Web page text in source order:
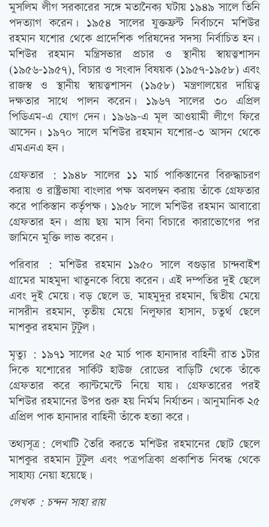
মুসলিম লীগ সরকারের সঙ্গে মতানৈক্য ঘটায় ১৯৪৯ সালে তিনি
পদত্যাগ করেন। ১৯৫৪ সালের যুক্তফ্রন্ট নির্বাচনে মশিউর
রহমান যশোর থেকে প্রাদেশিক পরিষদের সদস্য নির্বাচিত হন।
মশিউর রহমান মন্ত্রিসভার প্রচার ও স্থানীয় স্বায়ত্ত্বশাসন
(১৯৫৬-১৯৫৭), বিচার ও সংবাদ বিষয়ক (১৯৫৭-১৯৫৮) এবং
রাজস্ব ও স্থানীয় স্বায়ত্ত্বশাসন (১৯৫৮) মন্ত্রণালয়ের দায়িত্ব
দক্ষতার সাথে পালন করেন। ১৯৬৭ সালের ৩০ এপ্রিল
পিডিএম-এ যোগ দেন। ১৯৬৯-এ মূল আওয়ামী লীগে ফিরে
আসেন। ১৯৭০ সালে মশিউর রহমান যশোর-৩ আসন থেকে
এমএনএ হন।
গ্রেফতার : ১৯৪৮ সালের ১১ মার্চ পাকিস্তানের বিরুদ্ধাচরণ
করায় ও রাষ্ট্রভাষা বাংলার পক্ষ অবলম্বন করায় তাঁকে গ্রেফতার
করে পাকিস্তান কর্তৃপক্ষ। ১৯৫৮ সালে মশিউর রহমান আবারো
গ্রেফতার হন। প্রায় ছয় মাস বিনা বিচারে কারাভোগের পর
জামিনে মুক্তি লাভ করেন।
পরিবার : মশিউর রহমান ১৯৫০ সালে বগুড়ার চান্দবাইশ
গ্রামের মাহমুদা খাতুনকে বিয়ে করেন। এই দম্পতির দুই ছেলে
এবং দুই মেয়ে। বড় ছেলে ড. মাহমুদুর রহমান, দ্বিতীয় মেয়ে
নাসরীন রহমান, তৃতীয় মেয়ে নিলুফার হাসান, চতুর্থ ছেলে
মাশকুর রহমান টুটুল।
মৃত্যু : ১৯৭১ সালের ২৫ মার্চ পাক হানাদার বাহিনী রাত ১টার
দিকে যশোরের সার্কিট হাউজ রোডের বাড়িটি থেকে তাঁকে
গ্রেফতার করে ক্যান্টমেন্টে নিয়ে যায়। গ্রেফতারের পরই
মশিউর রহমানের উপর শুরু হয় নির্মম নির্যাতন। আনুমানিক ২৫
এপ্রিল পাক হানাদার বাহিনী তাঁকে হত্যা করে।
তথ্যসূত্র: লেখাটি তৈরি করতে মশিউর রহমানের ছোট ছেলে
মাশকুর রহমান টুটুল এবং পত্রপত্রিকা প্রকাশিত নিবন্ধ থেকে
সাহায্য নেয়া হয়েছে।
লেখক : চন্দন সাহা রায়